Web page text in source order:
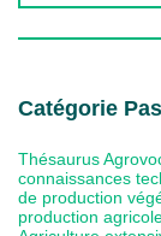
Catégorie
Thésaurus
connaissances
de production
production